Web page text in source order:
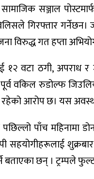
सामाजिक सञ्जाल
गिरफ्तार गर्नेछन।
विरुद्ध गत हप्ता
१२ वटा ठगी,
वकिल रुडोल्फ
आरोप छ। यस
पछिल्लो पाँच महिनामा
सहयोगीहरूलाई
बताएका छन् । ट्रम्पले